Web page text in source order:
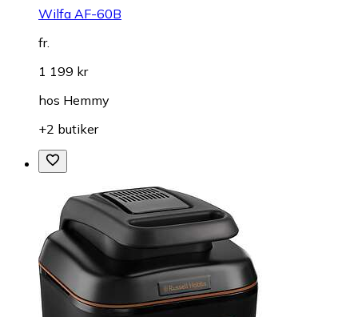
Wilfa AF-60B
fr.
1 199 kr
hos Hemmy
+2 butiker